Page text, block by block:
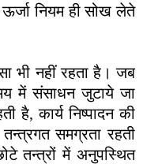
नियम ही सोख लेते
भी नहीं रहता है। जब
में संसाधन जुटाये जा
है, कार्य निष्पादन की
समग्रता रहती
तन्त्रों में अनुपस्थित